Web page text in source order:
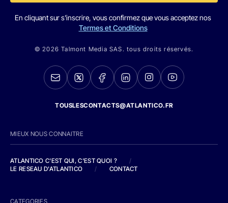
En cliquant sur s'inscrire, vous confirmez que vous acceptez nos
Termes et Conditions
© 2026 Talmont Media SAS. tous droits réservés.
TOUSLESCONTACTS@ATLANTICO.FR
MIEUX NOUS CONNAITRE
ATLANTICO C'EST QUI, C'EST QUOI ?
/
LE RESEAU D'ATLANTICO
/ CONTACT
CATEGORIES